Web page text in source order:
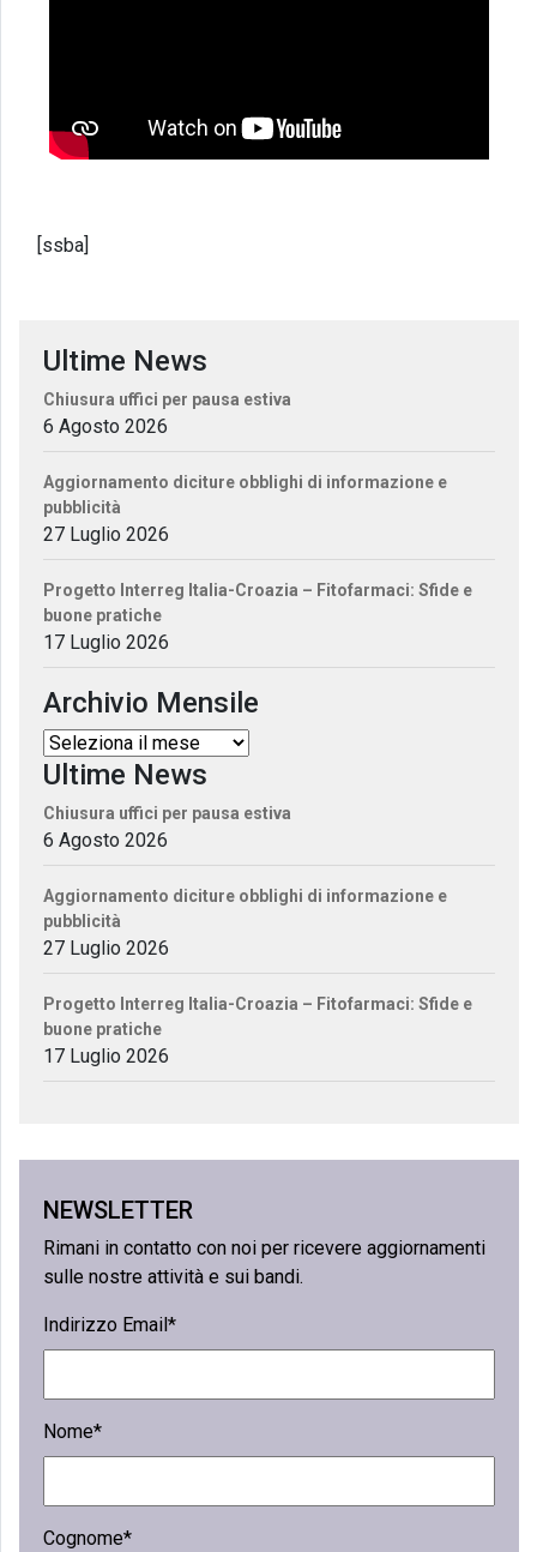
[ssba]
Ultime News
Chiusura uffici per pausa estiva
6 Agosto 2026
Aggiornamento diciture obblighi di informazione e
pubblicità
27 Luglio 2026
Progetto Interreg Italia-Croazia – Fitofarmaci: Sfide e
buone pratiche
17 Luglio 2026
Archivio Mensile
Ultime News
Chiusura uffici per pausa estiva
6 Agosto 2026
Aggiornamento diciture obblighi di informazione e
pubblicità
27 Luglio 2026
Progetto Interreg Italia-Croazia – Fitofarmaci: Sfide e
buone pratiche
17 Luglio 2026
NEWSLETTER
Rimani in contatto con noi per ricevere aggiornamenti
sulle nostre attività e sui bandi.
Indirizzo Email*
Nome*
Cognome*